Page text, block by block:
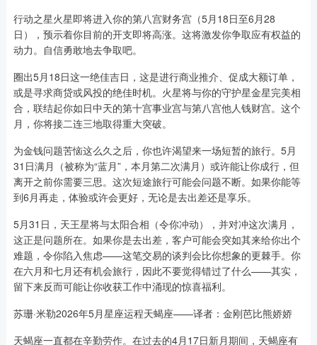
行动之星火星即将进入你的第八宫财务宫（5月18日至6月28
日），预示着你目前的开支即将高涨。这将激发你争取应有权益的
动力。自信勇敢地去争取吧。
圈出5月18日这一绝佳吉日，这是进行商业推介、促成大额订单，
或是寻求商贷或风投的绝佳时机。火星将与你的守护星金星完美相
合，联结起你如日中天的第十宫事业宫与第八宫他人钱财宫。这个
月，你将接二连三地取得重大突破。
为金钱问题苦恼这么久之后，你也许渴望来一场短暂的旅行。5月
31日满月（被称为“蓝月”，本月第二次满月）或许能让你成行，但
离开之前你需要三思。这次短途旅行可能会问题不断。如果你能等
到6月再走，体验或许会更好，无论是去出差还是享乐。
5月31日，天王星将与太阳合相（令你冲动），并对冲这次满月，
这正是问题所在。如果你是去出差，客户可能会突如其来给你出个
难题，令你陷入焦虑——这笔交易的谈判会比你想象的更棘手。你
在六月和七月还有机会旅行，因此不要觉得错过了什么——其实，
留下来反而可能让你收获工作中涌现的惊喜福利。
苏珊·米勒2026年5月星座运程天蝎座——译者：金刚芭比熊娇娇
天蝎座一直都在辛勤劳作。在过去的4月17日新月期间，天蝎座有